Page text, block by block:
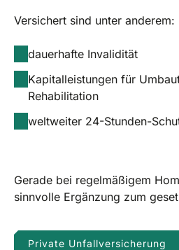
Versichert sind unter anderem:
dauerhafte Invalidität
Kapitalleistungen für
Rehabilitation
weltweiter 24-Stunden-
Gerade bei regelmäßigem
sinnvolle Ergänzung zum
Private Unfallversicherung